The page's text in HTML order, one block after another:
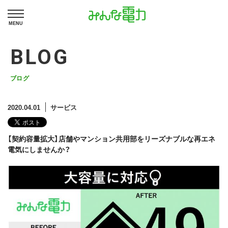
MENU
BLOG
ブログ
2020.04.01 サービス
【契約容量拡大】店舗やマンション共用部をリーズナブルな再エネ
電気にしませんか？